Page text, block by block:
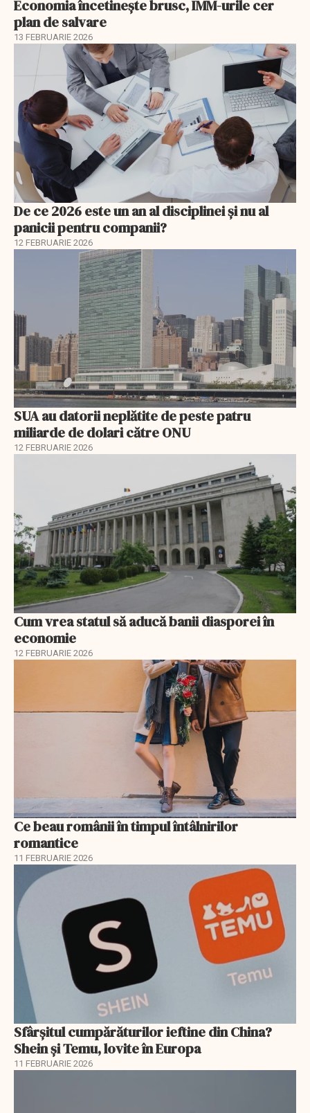
Economia încetinește brusc, IMM-urile cer
plan de salvare
13 FEBRUARIE 2026
De ce 2026 este un an al disciplinei și nu al
panicii pentru companii?
12 FEBRUARIE 2026
SUA au datorii neplătite de peste patru
miliarde de dolari către ONU
12 FEBRUARIE 2026
Cum vrea statul să aducă banii diasporei în
economie
12 FEBRUARIE 2026
Ce beau românii în timpul întâlnirilor
romantice
11 FEBRUARIE 2026
Sfârșitul cumpărăturilor ieftine din China?
Shein și Temu, lovite în Europa
11 FEBRUARIE 2026